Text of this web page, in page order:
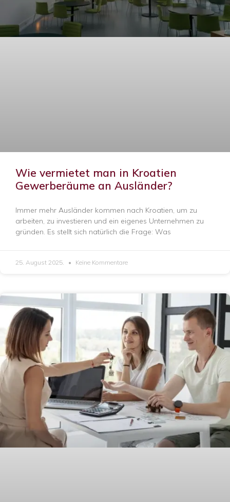
Wie vermietet man in Kroatien
Gewerberäume an Ausländer?
Immer mehr Ausländer kommen nach Kroatien, um zu
arbeiten, zu investieren und ein eigenes Unternehmen zu
gründen. Es stellt sich natürlich die Frage: Was
25. August 2025. Keine Kommentare